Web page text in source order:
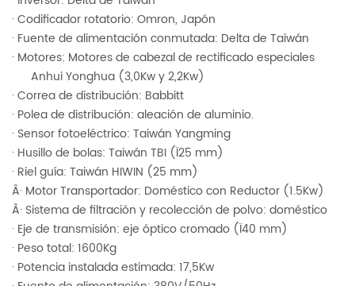
· Codificador rotatorio: Omron, Japón
· Fuente de alimentación conmutada: Delta de Taiwán
· Motores: Motores de cabezal de rectificado especiales
Anhui Yonghua (3,0Kw y 2,2Kw)
· Correa de distribución: Babbitt
· Polea de distribución: aleación de aluminio.
· Sensor fotoeléctrico: Taiwán Yangming
· Husillo de bolas: Taiwán TBI (Ï25 mm)
· Riel guía: Taiwán HIWIN (25 mm)
Â· Motor Transportador: Doméstico con Reductor (1.5Kw)
Â· Sistema de filtración y recolección de polvo: doméstico
· Eje de transmisión: eje óptico cromado (Ï40 mm)
· Peso total: 1600Kg
· Potencia instalada estimada: 17,5Kw